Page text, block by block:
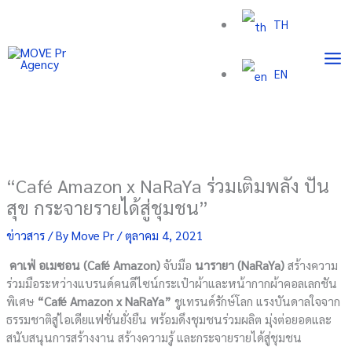
content
TH
EN
“Café Amazon x NaRaYa ร่วมเติมพลัง ปัน
สุข กระจายรายได้สู่ชุมชน”
ข่าวสาร/ ByMove Pr/ตุลาคม 4, 2021
คาเฟ่ อเมซอน(Café Amazon)จับมือ นารายา (NaRaYa)สร้างความ
ร่วมมือระหว่างแบรนด์คนดีไซน์กระเป๋าผ้าและหน้ากากผ้าคอลเลกชัน
พิเศษ“Café Amazon x NaRaYa”ชูเทรนด์รักษ์โลก แรงบันดาลใจจาก
ธรรมชาติสู่ไอเดียแฟชั่นยั่งยืน พร้อมดึงชุมชนร่วมผลิต มุ่งต่อยอดและ
สนับสนุนการสร้างงาน สร้างความรู้ และกระจายรายได้สู่ชุมชน